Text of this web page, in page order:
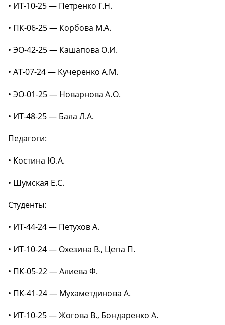
• ИТ-10-25 — Петренко Г.Н.
• ПК-06-25 — Корбова М.А.
• ЭО-42-25 — Кашапова О.И.
• АТ-07-24 — Кучеренко А.М.
• ЭО-01-25 — Новарнова А.О.
• ИТ-48-25 — Бала Л.А.
Педагоги:
• Костина Ю.А.
• Шумская Е.С.
Студенты:
• ИТ-44-24 — Петухов А.
• ИТ-10-24 — Охезина В., Цепа П.
• ПК-05-22 — Алиева Ф.
• ПК-41-24 — Мухаметдинова А.
• ИТ-10-25 — Жогова В., Бондаренко А.